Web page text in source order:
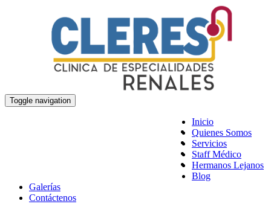
Toggle navigation
Inicio
Quienes Somos
Servicios
Staff Médico
Hermanos Lejanos
Blog
Galerías
Contáctenos